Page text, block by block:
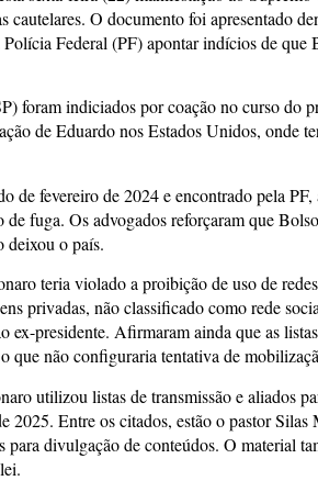
cautelares. O documento foi apresentado
Federal (PF) apontar indícios de que
foram indiciados por coação no curso do
de Eduardo nos Estados Unidos, onde
de fevereiro de 2024 e encontrado pela
fuga. Os advogados reforçaram que
deixou o país.
teria violado a proibição de uso de
privadas, não classificado como rede
ex-presidente. Afirmaram ainda que as
que não configuraria tentativa de
utilizou listas de transmissão e aliados
2025. Entre os citados, estão o pastor
divulgação de conteúdos. O material